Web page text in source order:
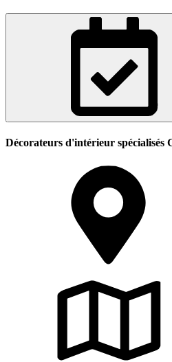
Décorateurs d'intérieur spécialisés